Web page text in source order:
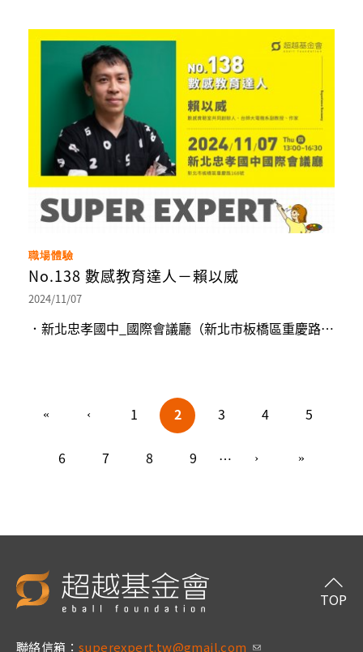
職場體驗
No.138 數感教育達人－賴以威
2024/11/07
．新北忠孝國中_國際會議廳（新北市板橋區重慶路168號）
1 2 3 4 5
6 7 8 9 …
聯絡信箱： superexpert.tw@gmail.com (link sends e-m
TOP